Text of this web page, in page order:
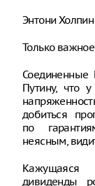
Энтони
Только важное
Путину, что
добиться
по
неясным,
Кажущаяся
дивиденды